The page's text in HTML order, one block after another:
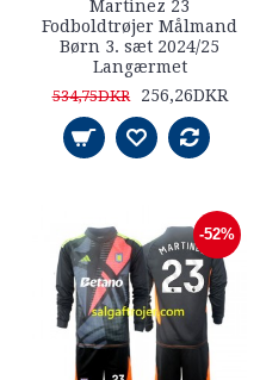
Martinez 23
Fodboldtrøjer Målmand
Børn 3. sæt 2024/25
Langærmet
534,75DKR 256,26DKR
-52%